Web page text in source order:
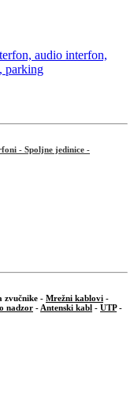
- Spoljne jedinice -
zvučnike - Mrežni kablovi -
nadzor - Antenski kabl - UTP-